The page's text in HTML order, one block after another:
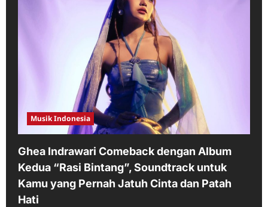
Musik Indonesia
Ghea Indrawari Comeback dengan Album
Kedua “Rasi Bintang”, Soundtrack untuk
Kamu yang Pernah Jatuh Cinta dan Patah
Hati